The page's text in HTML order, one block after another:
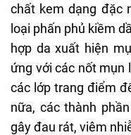
chất kem dạng đặc
loại phấn phủ kiềm
hợp da xuất hiện
ứng với các nốt mụn
các lớp trang điểm
nữa, các thành
gây đau rát, viêm